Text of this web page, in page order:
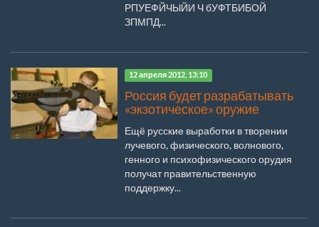
РПУЕФЙЧЫЙИ Ч бУФТБИБОЙ
ЗПМПД...
12 апреля 2012, 13:10
Россия будет разрабатывать
«экзотическое» оружие
Ещё русские выработки в творении
лучевого, физического, волнового,
генного и психофизического орудия
получат правительственную
поддержку...